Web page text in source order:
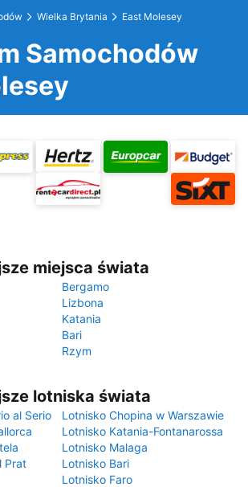
Wielka Brytania East Molesey
Samochodów
miejsca świata
Bergamo
Lizbona
Katania
Bari
Rzym
lotniska świata
al Serio
Lotnisko Chopina w Warszawie
Lotnisko Katania-Fontanarossa
Lotnisko Malaga
Prat
Lotnisko Bari
Lotnisko Faro